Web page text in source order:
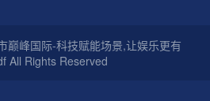
巅峰国际-科技赋能场景,让娱乐更有
All Rights Reserved